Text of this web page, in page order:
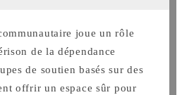
joue un rôle
de la dépendance
de soutien basés sur des
offrir un espace sûr pour